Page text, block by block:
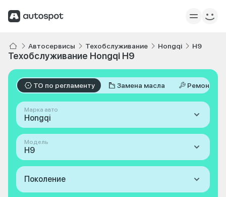
Автосервисы Техобслуживание Hongqi H9
Техобслуживание Hongqi H9
ТО по регламенту Замена масла Ремонт
Марка авто
Hongqi
Модель
H9
Поколение